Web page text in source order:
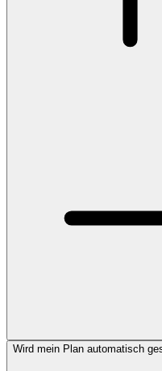
Wird mein Plan automatisch